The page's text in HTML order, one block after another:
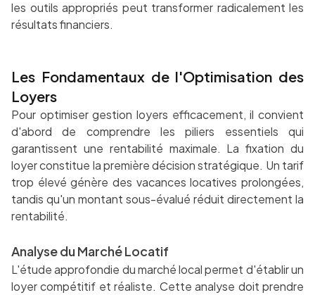
les outils appropriés peut transformer radicalement les
résultats financiers.
Les Fondamentaux de l'Optimisation des
Loyers
Pour optimiser gestion loyers efficacement, il convient
d'abord de comprendre les piliers essentiels qui
garantissent une rentabilité maximale. La fixation du
loyer constitue la première décision stratégique. Un tarif
trop élevé génère des vacances locatives prolongées,
tandis qu'un montant sous-évalué réduit directement la
rentabilité.
Analyse du Marché Locatif
L'étude approfondie du marché local permet d'établir un
loyer compétitif et réaliste. Cette analyse doit prendre